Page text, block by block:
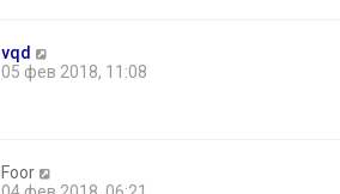
vqd
05 фев 2018, 11:08
Foor